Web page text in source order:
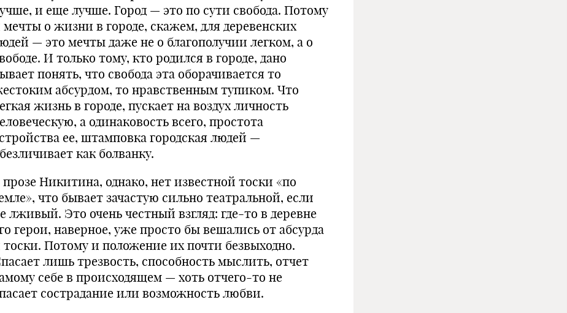
и еще лучше. Город — это по сути свобода. Потому
мечты о жизни в городе, скажем, для деревенских
— это мечты даже не о благополучии легком, а о
И только тому, кто родился в городе, дано
понять, что свобода эта оборачивается то
абсурдом, то нравственным тупиком. Что
жизнь в городе, пускает на воздух личность
а одинаковость всего, простота
ее, штамповка городская людей —
как болванку.
прозе Никитина, однако, нет известной тоски «по
что бывает зачастую сильно театральной, если
лживый. Это очень честный взгляд: где-то в деревне
герои, наверное, уже просто бы вешались от абсурда
тоски. Потому и положение их почти безвыходно.
лишь трезвость, способность мыслить, отчет
себе в происходящем — хоть отчего-то не
сострадание или возможность любви.